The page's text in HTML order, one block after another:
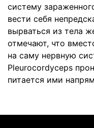
систему
вести себя
вырваться из тела
отмечают, что
на саму нервную
Pleurocordyceps
питается ими